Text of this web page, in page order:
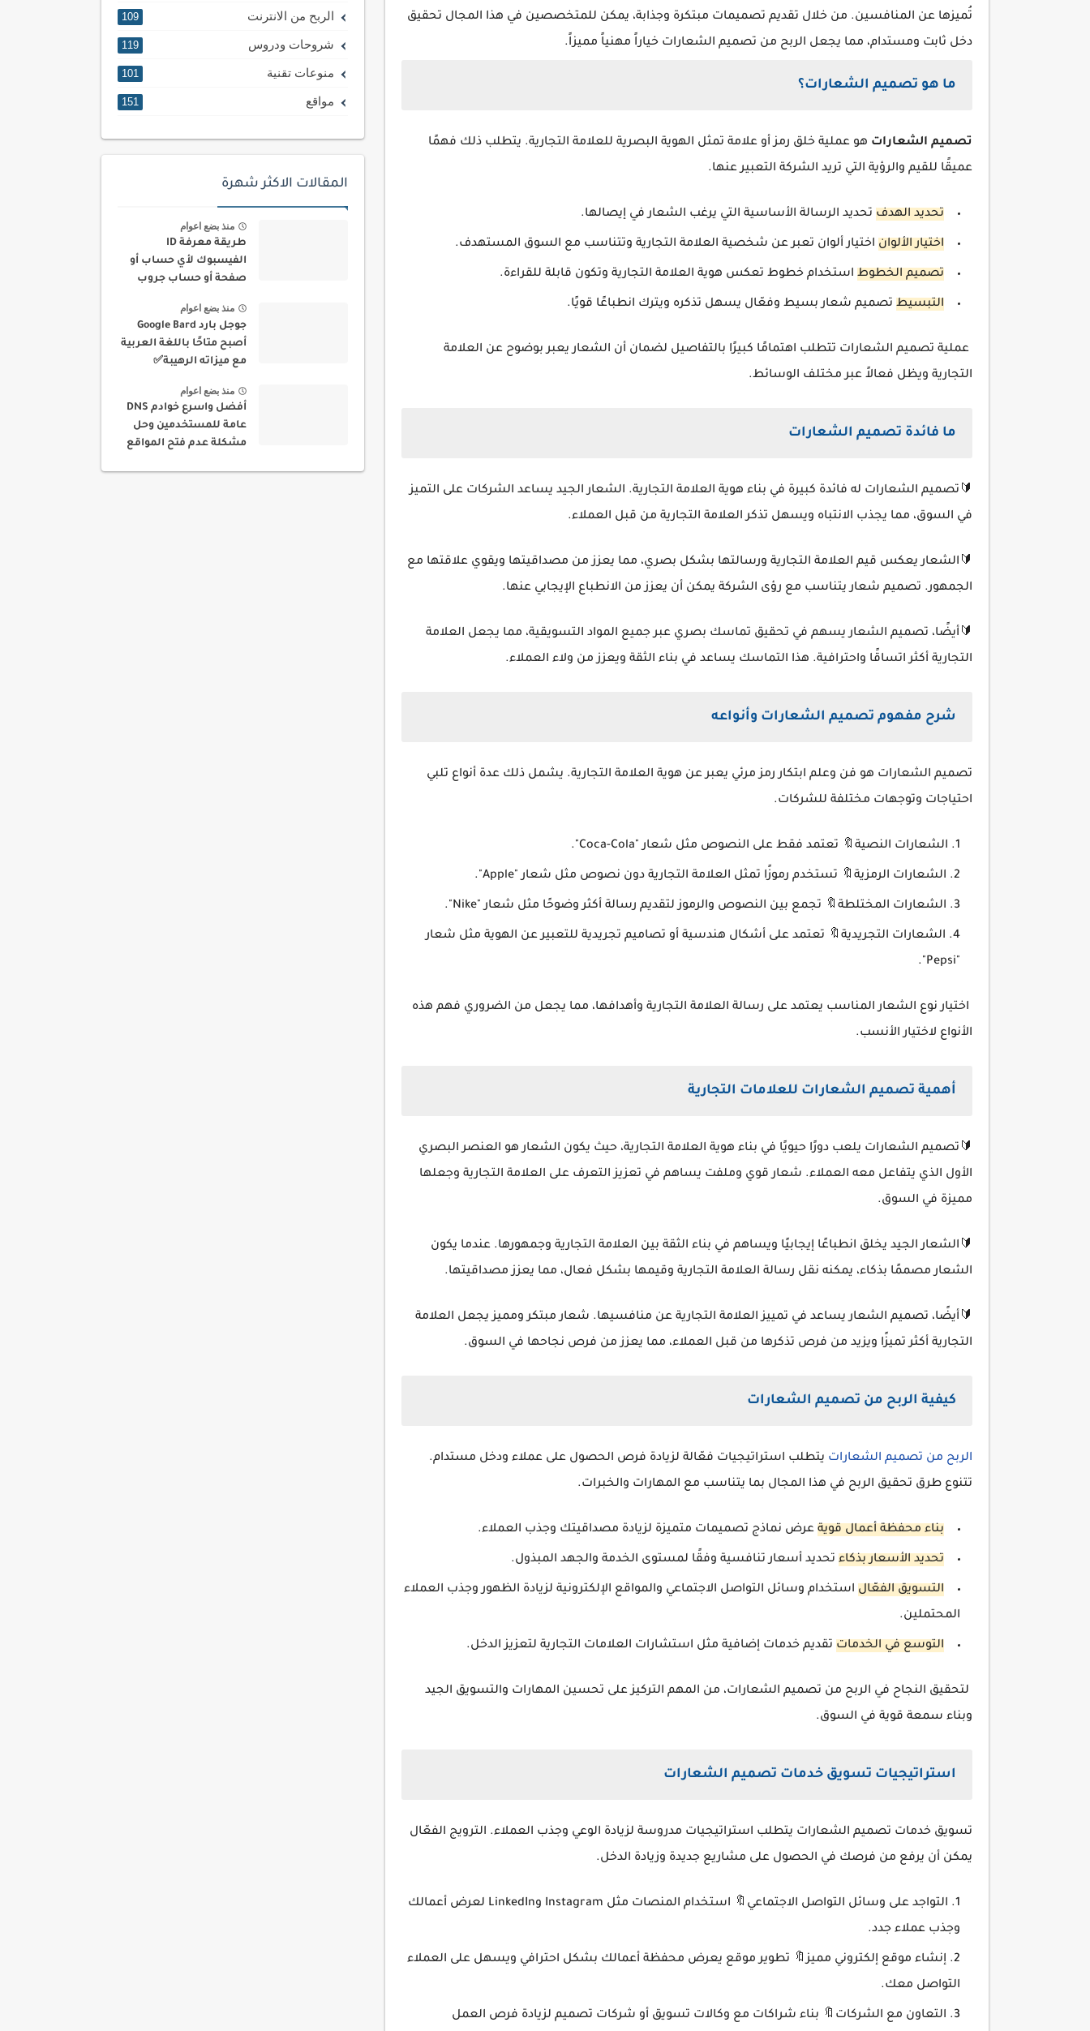
تُميزها عن المنافسين. من خلال تقديم تصميمات مبتكرة وجذابة، يمكن للمتخصصين في هذا المجال تحقيق
دخل ثابت ومستدام، مما يجعل الربح من تصميم الشعارات خياراً مهنياً مميزاً.
ما هو تصميم الشعارات؟
تصميم الشعارات هو عملية خلق رمز أو علامة تمثل الهوية البصرية للعلامة التجارية. يتطلب ذلك فهمًا
عميقًا للقيم والرؤية التي تريد الشركة التعبير عنها.
تحديد الهدف تحديد الرسالة الأساسية التي يرغب الشعار في إيصالها.
اختيار الألوان اختيار ألوان تعبر عن شخصية العلامة التجارية وتتناسب مع السوق المستهدف.
تصميم الخطوط استخدام خطوط تعكس هوية العلامة التجارية وتكون قابلة للقراءة.
التبسيط تصميم شعار بسيط وفعّال يسهل تذكره ويترك انطباعًا قويًا.
عملية تصميم الشعارات تتطلب اهتمامًا كبيرًا بالتفاصيل لضمان أن الشعار يعبر بوضوح عن العلامة
التجارية ويظل فعالاً عبر مختلف الوسائط.
ما فائدة تصميم الشعارات
🔰تصميم الشعارات له فائدة كبيرة في بناء هوية العلامة التجارية. الشعار الجيد يساعد الشركات على التميز
في السوق، مما يجذب الانتباه ويسهل تذكر العلامة التجارية من قبل العملاء.
🔰الشعار يعكس قيم العلامة التجارية ورسالتها بشكل بصري، مما يعزز من مصداقيتها ويقوي علاقتها مع
الجمهور. تصميم شعار يتناسب مع رؤى الشركة يمكن أن يعزز من الانطباع الإيجابي عنها.
🔰أيضًا، تصميم الشعار يسهم في تحقيق تماسك بصري عبر جميع المواد التسويقية، مما يجعل العلامة
التجارية أكثر اتساقًا واحترافية. هذا التماسك يساعد في بناء الثقة ويعزز من ولاء العملاء.
شرح مفهوم تصميم الشعارات وأنواعه
تصميم الشعارات هو فن وعلم ابتكار رمز مرئي يعبر عن هوية العلامة التجارية. يشمل ذلك عدة أنواع تلبي
احتياجات وتوجهات مختلفة للشركات.
الشعارات النصية🔖 تعتمد فقط على النصوص مثل شعار "Coca-Cola".
الشعارات الرمزية🔖 تستخدم رموزًا تمثل العلامة التجارية دون نصوص مثل شعار "Apple".
الشعارات المختلطة🔖 تجمع بين النصوص والرموز لتقديم رسالة أكثر وضوحًا مثل شعار "Nike".
الشعارات التجريدية🔖 تعتمد على أشكال هندسية أو تصاميم تجريدية للتعبير عن الهوية مثل شعار
"Pepsi".
اختيار نوع الشعار المناسب يعتمد على رسالة العلامة التجارية وأهدافها، مما يجعل من الضروري فهم هذه
الأنواع لاختيار الأنسب.
أهمية تصميم الشعارات للعلامات التجارية
🔰تصميم الشعارات يلعب دورًا حيويًا في بناء هوية العلامة التجارية، حيث يكون الشعار هو العنصر البصري
الأول الذي يتفاعل معه العملاء. شعار قوي وملفت يساهم في تعزيز التعرف على العلامة التجارية وجعلها
مميزة في السوق.
🔰الشعار الجيد يخلق انطباعًا إيجابيًا ويساهم في بناء الثقة بين العلامة التجارية وجمهورها. عندما يكون
الشعار مصممًا بذكاء، يمكنه نقل رسالة العلامة التجارية وقيمها بشكل فعال، مما يعزز مصداقيتها.
🔰أيضًا، تصميم الشعار يساعد في تمييز العلامة التجارية عن منافسيها. شعار مبتكر ومميز يجعل العلامة
التجارية أكثر تميزًا ويزيد من فرص تذكرها من قبل العملاء، مما يعزز من فرص نجاحها في السوق.
كيفية الربح من تصميم الشعارات
الربح من تصميم الشعارات يتطلب استراتيجيات فعّالة لزيادة فرص الحصول على عملاء ودخل مستدام.
تتنوع طرق تحقيق الربح في هذا المجال بما يتناسب مع المهارات والخبرات.
بناء محفظة أعمال قوية عرض نماذج تصميمات متميزة لزيادة مصداقيتك وجذب العملاء.
تحديد الأسعار بذكاء تحديد أسعار تنافسية وفقًا لمستوى الخدمة والجهد المبذول.
التسويق الفعّال استخدام وسائل التواصل الاجتماعي والمواقع الإلكترونية لزيادة الظهور وجذب العملاء
المحتملين.
التوسع في الخدمات تقديم خدمات إضافية مثل استشارات العلامات التجارية لتعزيز الدخل.
لتحقيق النجاح في الربح من تصميم الشعارات، من المهم التركيز على تحسين المهارات والتسويق الجيد
وبناء سمعة قوية في السوق.
استراتيجيات تسويق خدمات تصميم الشعارات
تسويق خدمات تصميم الشعارات يتطلب استراتيجيات مدروسة لزيادة الوعي وجذب العملاء. الترويج الفعّال
يمكن أن يرفع من فرصك في الحصول على مشاريع جديدة وزيادة الدخل.
التواجد على وسائل التواصل الاجتماعي🔖 استخدام المنصات مثل Instagram وLinkedIn لعرض أعمالك
وجذب عملاء جدد.
إنشاء موقع إلكتروني مميز🔖 تطوير موقع يعرض محفظة أعمالك بشكل احترافي ويسهل على العملاء
التواصل معك.
التعاون مع الشركات🔖 بناء شراكات مع وكالات تسويق أو شركات تصميم لزيادة فرص العمل
الربح من الانترنت 109
شروحات ودروس 119
منوعات تقنية 101
مواقع 151
المقالات الاكثر شهرة
منذ بضع اعوام
طريقة معرفة ID
الفيسبوك لأي حساب أو
صفحة أو حساب جروب
منذ بضع اعوام
جوجل بارد Google Bard
أصبح متاحًا باللغة العربية
مع ميزاته الرهيبة✅
منذ بضع اعوام
أفضل واسرع خوادم DNS
عامة للمستخدمين وحل
مشكلة عدم فتح المواقع